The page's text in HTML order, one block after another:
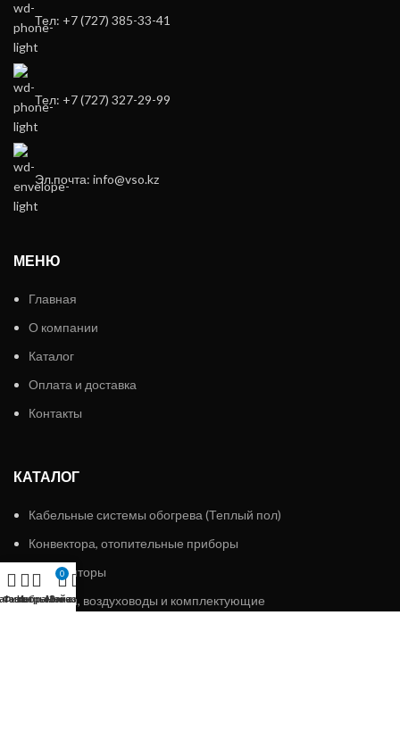
Тел: +7 (727) 385-33-41
Тел: +7 (727) 327-29-99
Эл.почта: info@vso.kz
МЕНЮ
Главная
О компании
Каталог
Оплата и доставка
Контакты
КАТАЛОГ
Кабельные системы обогрева (Теплый пол)
Конвектора, отопительные приборы
Вентиляторы
Решетки, воздуховоды и комплектующие
Фильтры
Избранное
0
Заказ
Мой аккаунт